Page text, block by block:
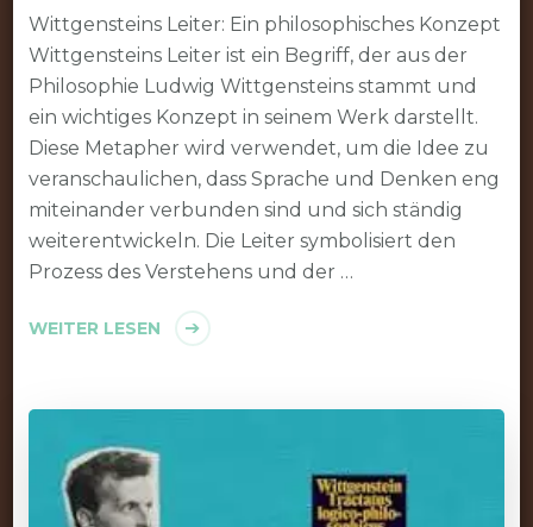
Wittgensteins Leiter: Ein philosophisches Konzept
Wittgensteins Leiter ist ein Begriff, der aus der
Philosophie Ludwig Wittgensteins stammt und
ein wichtiges Konzept in seinem Werk darstellt.
Diese Metapher wird verwendet, um die Idee zu
veranschaulichen, dass Sprache und Denken eng
miteinander verbunden sind und sich ständig
weiterentwickeln. Die Leiter symbolisiert den
Prozess des Verstehens und der …
WEITER LESEN